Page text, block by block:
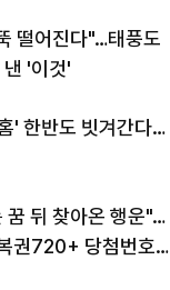
떨어진다"…태풍도
낸 '이것'
' 한반도 빗겨간다…
꿈 뒤 찾아온 행운"…
권720+ 당첨번호조